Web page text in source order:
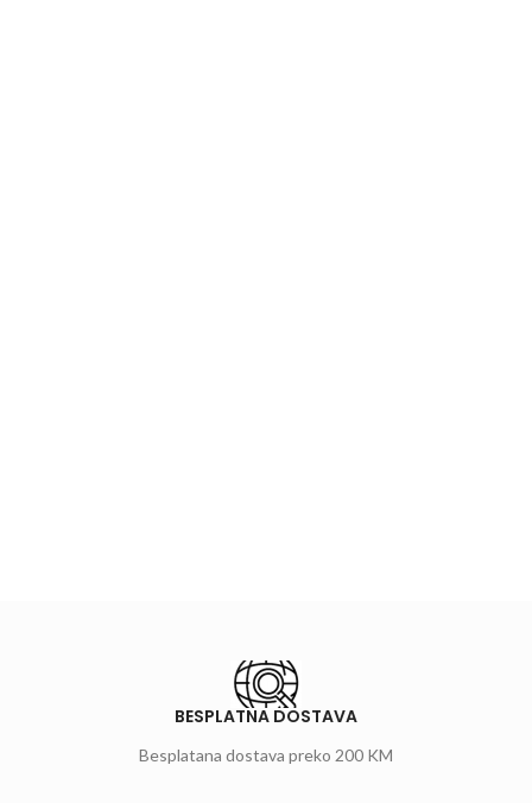
BESPLATNA DOSTAVA
Besplatana dostava preko 200 KM